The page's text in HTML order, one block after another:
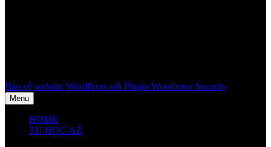
Bảo vệ website WordPress với Plugin Wordfence Security
Menu
HOME
TỰ HỌC-AZ